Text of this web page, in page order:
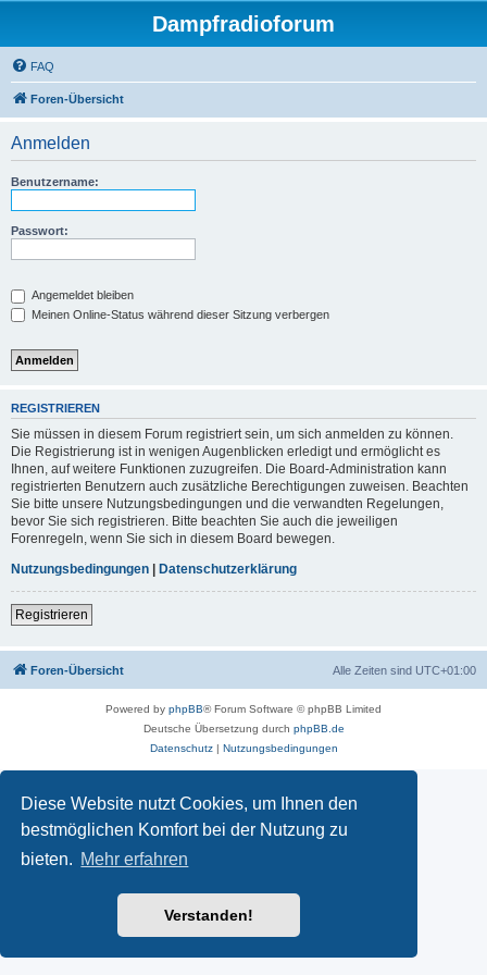
Diese Website nutzt Cookies, um Ihnen den
bestmöglichen Komfort bei der Nutzung zu
bieten. Mehr erfahren
Verstanden!
Dampfradioforum
FAQ
Foren-Übersicht
Anmelden
Benutzername:
Passwort:
Angemeldet bleiben
Meinen Online-Status während dieser Sitzung verbergen
REGISTRIEREN
Sie müssen in diesem Forum registriert sein, um sich anmelden zu können.
Die Registrierung ist in wenigen Augenblicken erledigt und ermöglicht es
Ihnen, auf weitere Funktionen zuzugreifen. Die Board-Administration kann
registrierten Benutzern auch zusätzliche Berechtigungen zuweisen. Beachten
Sie bitte unsere Nutzungsbedingungen und die verwandten Regelungen,
bevor Sie sich registrieren. Bitte beachten Sie auch die jeweiligen
Forenregeln, wenn Sie sich in diesem Board bewegen.
Nutzungsbedingungen | Datenschutzerklärung
Registrieren
Foren-Übersicht Alle Zeiten sind UTC+01:00
Powered by phpBB® Forum Software © phpBB Limited
Deutsche Übersetzung durch phpBB.de
Datenschutz| Nutzungsbedingungen